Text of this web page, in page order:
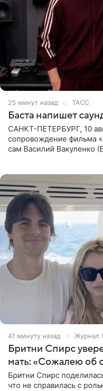
25 минут назад ТАСС
Баста напишет
САНКТ-ПЕТЕРБУРГ, 10
сопровождение фильма
сам Василий Вакуленко
41 минуту назад Журнал
Бритни Спирс
мать: «Сожалею об
Бритни Спирс
что не справилась с